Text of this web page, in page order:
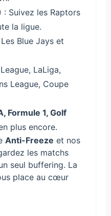
: Suivez les Raptors
la ligue.
Blue Jays et
LaLiga,
League, Coupe
Formule 1, Golf
plus encore.
Anti-Freeze et nos
les matchs
seul buffering. La
place au cœur